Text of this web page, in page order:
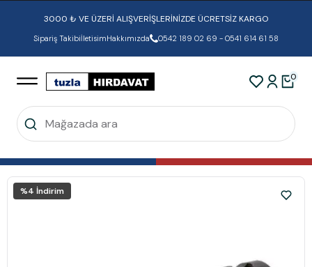
3000 ₺ VE ÜZERİ ALIŞVERİŞLERİNİZDE ÜCRETSİZ KARGO
Sipariş TakibiİletisimHakkımızda 0542 189 02 69 - 0541 614 61 58
0
%4 İndirim